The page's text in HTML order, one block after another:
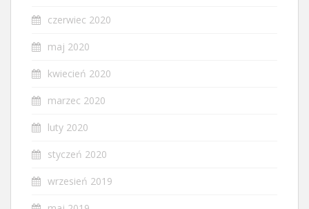
czerwiec 2020
maj 2020
kwiecień 2020
marzec 2020
luty 2020
styczeń 2020
wrzesień 2019